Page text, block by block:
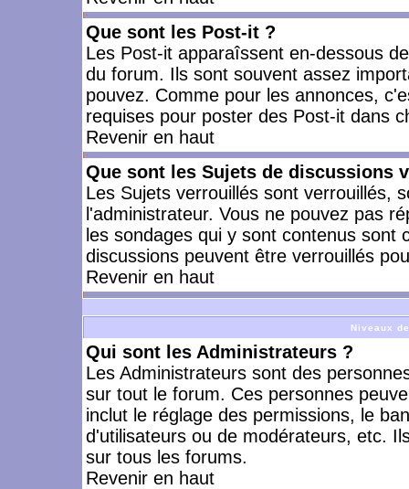
Que sont les Post-it ?
Les Post-it apparaîssent en-dessous
du forum. Ils sont souvent assez
pouvez. Comme pour les annonces,
requises pour poster des Post-it dans
Revenir en haut
Que sont les Sujets de discussions
Les Sujets verrouillés sont verrouillés,
l'administrateur. Vous ne pouvez pas
les sondages qui y sont contenus
discussions peuvent être verrouillés
Revenir en haut
Niveaux
Qui sont les Administrateurs ?
Les Administrateurs sont des
sur tout le forum. Ces personnes
inclut le réglage des permissions, le
d'utilisateurs ou de modérateurs, etc.
sur tous les forums.
Revenir en haut